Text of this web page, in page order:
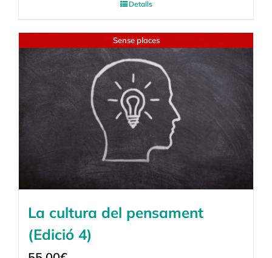
Detalls
Sense places
La cultura del pensament
(Edició 4)